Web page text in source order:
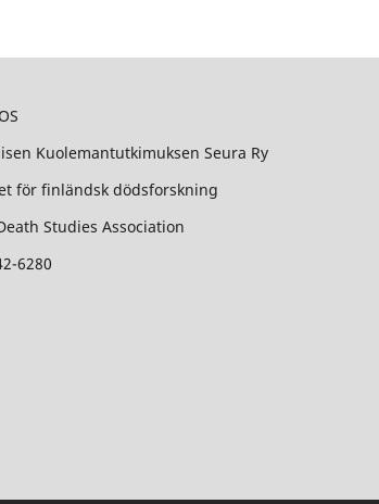
Kuolemantutkimuksen Seura Ry
för finländsk dödsforskning
Studies Association
6280